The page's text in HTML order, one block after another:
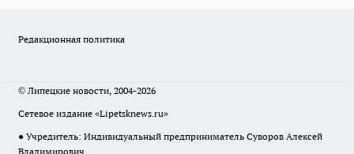
Редакционная политика
© Липецкие новости, 2004-2026
Сетевое издание «Lipetsknews.ru»
● Учредитель: Индивидуальный предприниматель Суворов Алексей
Владимирович